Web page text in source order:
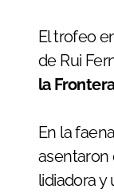
El trofeo
de Rui
la
En la
asentaron
lidiadora y